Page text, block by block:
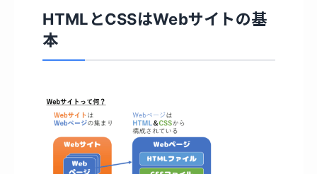
HTMLとCSSはWebサイトの基
本